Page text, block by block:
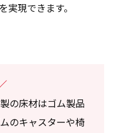
実現できます。
の床材はゴム製品
のキャスターや椅